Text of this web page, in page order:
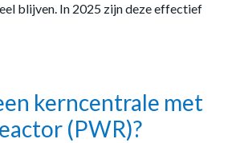
blijven. In 2025 zijn deze effectief
kerncentrale met
(PWR)?